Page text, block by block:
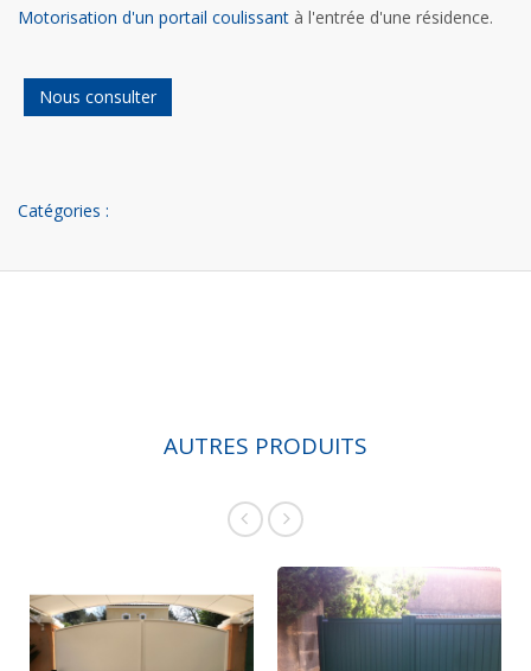
Motorisation d'un portail coulissant à l'entrée d'une résidence.
Nous consulter
Catégories :
AUTRES PRODUITS